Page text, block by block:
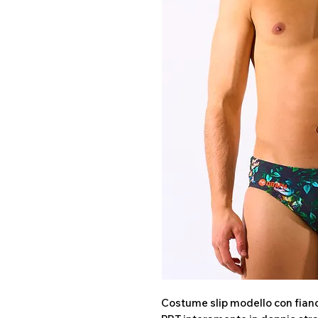
Costume slip modello con